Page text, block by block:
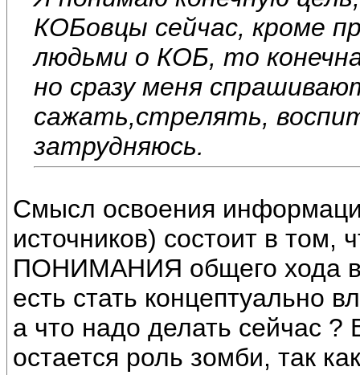
КОБовцы сейчас, кроме
людьми о КОБ, то
но сразу меня
сажать,стрелять,
затрудняюсь.
Смысл освоения
источников) состоит в
ПОНИМАНИЯ общего хода
есть стать концептуально
а что надо делать сейчас ?
остается роль зомби, так